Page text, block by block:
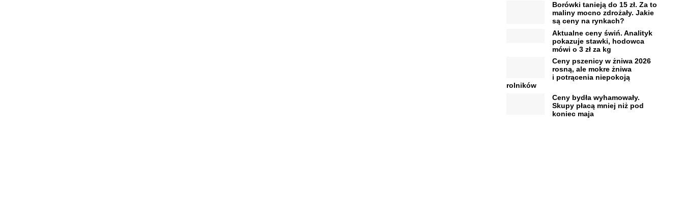
Borówki tanieją do 15 zł. Za to
maliny mocno zdrożały. Jakie
są ceny na rynkach?
Aktualne ceny świń. Analityk
pokazuje stawki, hodowca
mówi o 3 zł za kg
Ceny pszenicy w żniwa 2026
rosną, ale mokre żniwa
i potrącenia niepokoją
rolników
Ceny bydła wyhamowały.
Skupy płacą mniej niż pod
koniec maja